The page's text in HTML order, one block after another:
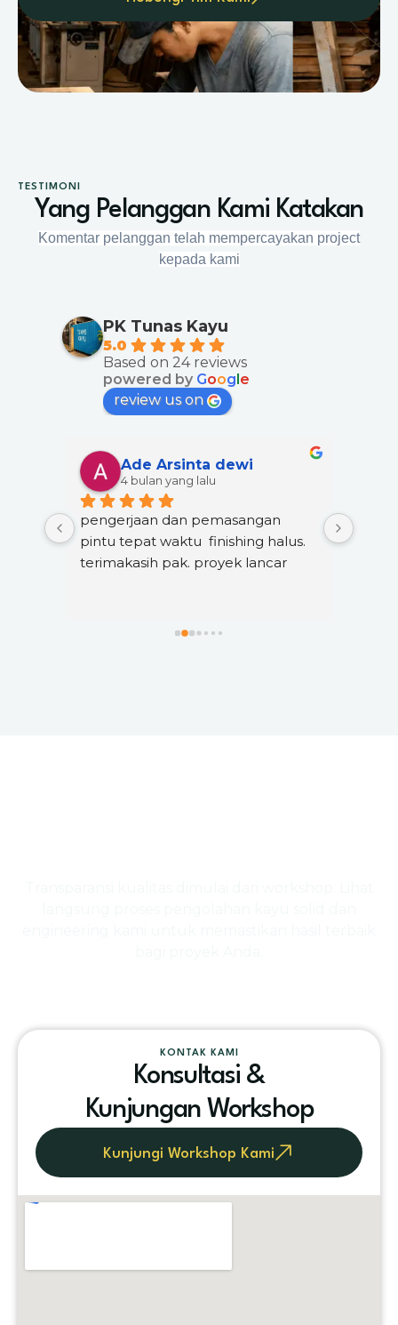
TESTIMONI
Yang Pelanggan Kami Katakan
Komentar pelanggan telah mempercayakan project
kepada kami
PK Tunas Kayu
5.0
Based on 24 reviews
powered by Goog e
review us on
Ade Arsinta dewi
4 bulan yang lalu
pengerjaan dan pemasangan
pintu tepat waktu  finishing halus.
terimakasih pak. proyek lancar
KONTAK KAMI
Konsultasi &
Kunjungan Workshop
Kunjungi Workshop Kami